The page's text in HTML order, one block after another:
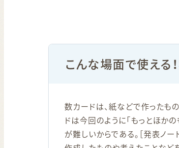
こんな場面で使える
数カードは、紙などで作ったも
ドは今回のように「もっとほか
が難しいからである。［発表ノー